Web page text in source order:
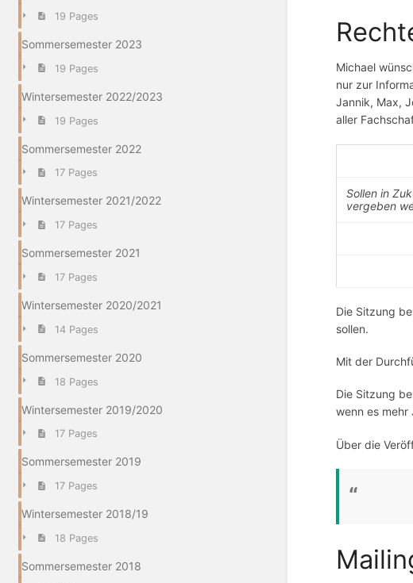
19 Pages
Sommersemester 2023
19 Pages
Wintersemester 2022/2023
19 Pages
Sommersemester 2022
17 Pages
Wintersemester 2021/2022
17 Pages
Sommersemester 2021
17 Pages
Wintersemester 2020/2021
14 Pages
Sommersemester 2020
18 Pages
Wintersemester 2019/2020
17 Pages
Sommersemester 2019
17 Pages
Wintersemester 2018/19
18 Pages
Sommersemester 2018
Michael
nur zur
Jannik, Max,
aller
Sollen in
vergeben
Die Sitzung
sollen.
Mit der
Die Sitzung
wenn es
Über die